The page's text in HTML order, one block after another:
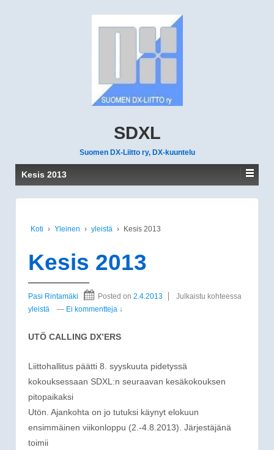
SDXL
Suomen DX-Liitto ry, DX-kuuntelu
Kesis 2013
Koti › Yleinen › yleistä › Kesis 2013
Kesis 2013
Pasi Rintamäki Posted on 2.4.2013
Julkaistu kohteessa
yleistä
— Ei kommentteja ↓
UTÖ CALLING DX’ERS
Liittohallitus päätti 8. syyskuuta pidetyssä
kokouksessaan SDXL:n seuraavan kesäkokouksen
pitopaikaksi
Utön. Ajankohta on jo tutuksi käynyt elokuun
ensimmäinen viikonloppu (2.-4.8.2013). Järjestäjänä
toimii